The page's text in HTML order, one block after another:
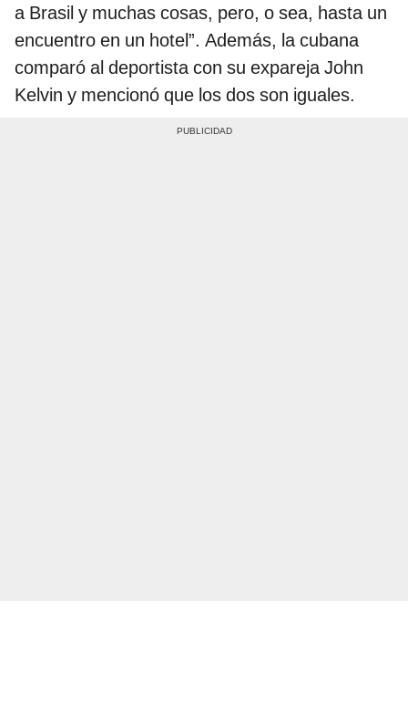
a Brasil y muchas cosas, pero, o sea, hasta un
encuentro en un hotel”. Además, la cubana
comparó al deportista con su expareja John
Kelvin y mencionó que los dos son iguales.